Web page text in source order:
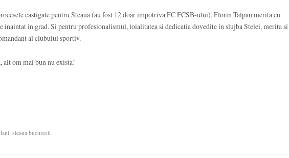
castigate pentru Steaua (au fost 12 doar impotriva FC FCSB-ului), Florin Talpan merita cu
inaintat in grad. Si pentru profesionalismul, loialitatea si dedicatia dovedite in slujba Stelei, merita si
al clubului sportiv.
alt om mai bun nu exista!
steaua bucuresti